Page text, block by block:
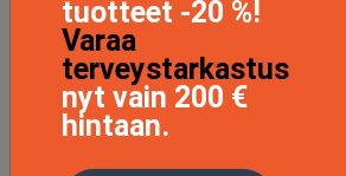
tuotteet -20 %!
Varaa
terveystarkastus
nyt vain 200 €
hintaan.